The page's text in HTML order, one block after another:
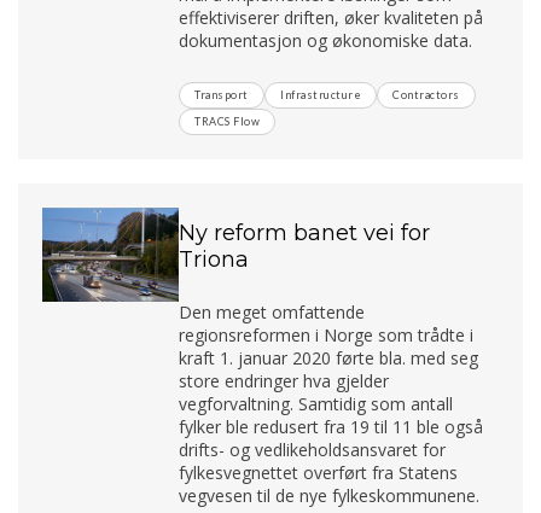
effektiviserer driften, øker kvaliteten på
dokumentasjon og økonomiske data.
Transport Infrastructure
Contractors
TRACS Flow
Ny reform banet vei for
Triona
Den meget omfattende
regionsreformen i Norge som trådte i
kraft 1. januar 2020 førte bla. med seg
store endringer hva gjelder
vegforvaltning. Samtidig som antall
fylker ble redusert fra 19 til 11 ble også
drifts- og vedlikeholdsansvaret for
fylkesvegnettet overført fra Statens
vegvesen til de nye fylkeskommunene.